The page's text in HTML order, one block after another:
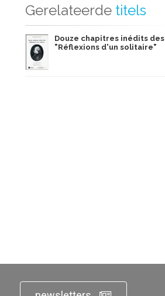
Gerelateerde titels
Douze chapitres inédits des
"Réflexions d'un solitaire"